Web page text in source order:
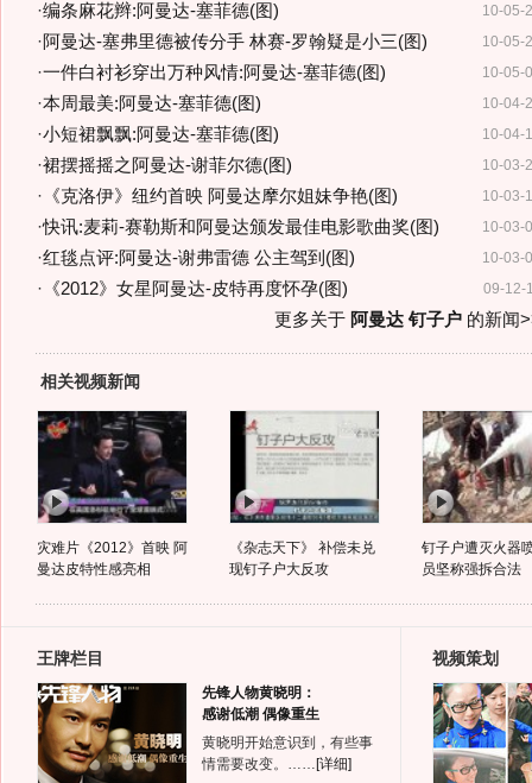
10-05-
·编条麻花辫:阿曼达-塞菲德(图)
10-05-
·阿曼达-塞弗里德被传分手 林赛-罗翰疑是小三(图)
10-05-
·一件白衬衫穿出万种风情:阿曼达-塞菲德(图)
10-04-
·本周最美:阿曼达-塞菲德(图)
10-04-
·小短裙飘飘:阿曼达-塞菲德(图)
10-03-
·裙摆摇摇之阿曼达-谢菲尔德(图)
10-03-
· 《克洛伊》纽约首映 阿曼达摩尔姐妹争艳(图)
10-03-
·快讯:麦莉-赛勒斯和阿曼达颁发最佳电影歌曲奖(图)
10-03-
·红毯点评:阿曼达-谢弗雷德 公主驾到(图)
09-12-
· 《2012》女星阿曼达-皮特再度怀孕(图)
更多关于 阿曼达 钉子户的新闻
相关视频新闻
灾难片《2012》首映 阿
曼达皮特性感亮相
《杂志天下》 补偿未兑
现钉子户大反攻
钉子户遭灭火器
员坚称强拆合法
王牌栏目
先锋人物黄晓明：
感谢低潮 偶像重生
黄晓明开始意识到，有些事
情需要改变。…… [详细]
视频策划